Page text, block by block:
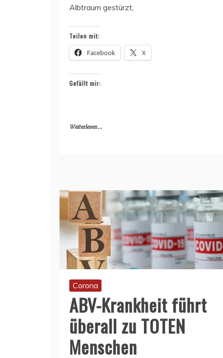
Albtraum gestürzt,
Teilen mit:
Facebook X
Gefällt mir:
Weiterlesen ...
Corona
ABV-Krankheit führt
überall zu TOTEN
Menschen